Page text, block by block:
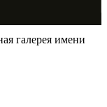
галерея имени